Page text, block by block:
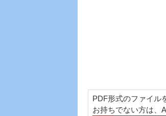
PDF形式のファイル
お持ちでない方は、